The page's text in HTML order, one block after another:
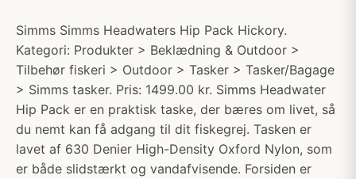
Simms Simms Headwaters Hip Pack Hickory.
Kategori: Produkter > Beklædning & Outdoor >
Tilbehør fiskeri > Outdoor > Tasker > Tasker/Bagage
> Simms tasker. Pris: 1499.00 kr. Simms Headwater
Hip Pack er en praktisk taske, der bæres om livet, så
du nemt kan få adgang til dit fiskegrej. Tasken er
lavet af 630 Denier High-Density Oxford Nylon, som
er både slidstærkt og vandafvisende. Forsiden er